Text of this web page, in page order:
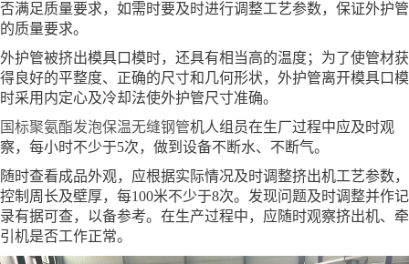
否满足质量要求，如需时要及时进行调整工艺参数，保证外护管
的质量要求。
外护管被挤出模具口模时，还具有相当高的温度；为了使管材获
得良好的平整度、正确的尺寸和几何形状，外护管离开模具口模
时采用内定心及冷却法使外护管尺寸准确。
国标聚氨酯发泡保温无缝钢管机人组员在生厂过程中应及时观
察，每小时不少于5次，做到设备不断水、不断气。
随时查看成品外观，应根据实际情况及时调整挤出机工艺参数，
控制周长及壁厚，每100米不少于8次。发现问题及时调整并作记
录有据可查，以备参考。在生产过程中，应随时观察挤出机、牵
引机是否工作正常。